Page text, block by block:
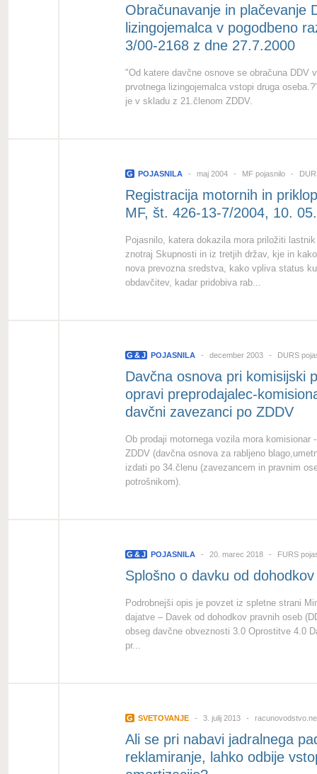
Obračunavanje in plačevanje
lizingojemalca v pogodbeno
3/00-2168 z dne 27.7.2000
"Od katere davčne osnove se obračuna DDV
prvotnega lizingojemalca vstopi druga
je v skladu z 21.členom ZDDV.
G POJASNILA maj 2004 MF pojasnilo
Registracija motornih in
MF, št. 426-13-7/2004, 10.
Pojasnilo, katera dokazila mora priložiti
znotraj Skupnosti in iz tretjih držav, kje in
nova prevozna sredstva, kako vpliva status
obdavčitev, kadar pridobiva rab...
G &J POJASNILA december 2003 DURS
Davčna osnova pri komisijski
opravi preprodajalec-
davčni zavezanci po ZDDV
Ob prodaji motornega vozila mora komisionar
ZDDV (davčna osnova za rabljeno
izdati po 34.členu (zavezancem in pravnim
potrošnikom).
G &J POJASNILA 20. marec 2018 FURS
Splošno o davku od
Podrobnejši opis je povzet iz spletne strani
dajatve – Davek od dohodkov pravnih oseb
obseg davčne obveznosti 3.0 Oprostitve 4.0
pr...
G SVETOVANJE 3. julij 2013
Ali se pri nabavi jadralnega
reklamiranje, lahko odbije